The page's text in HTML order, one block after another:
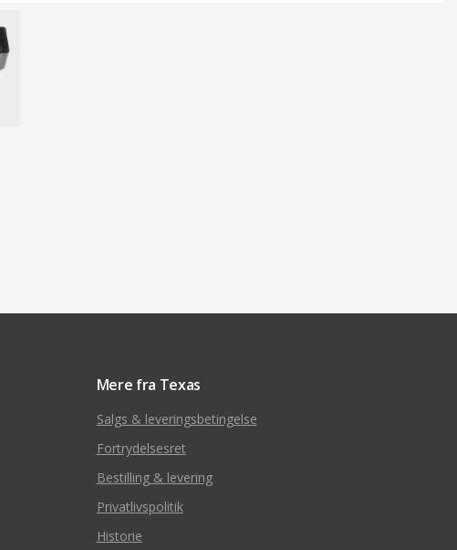
Mere fra Texas
Salgs & leveringsbetingelse
Fortrydelsesret
Bestilling & levering
Privatlivspolitik
Historie